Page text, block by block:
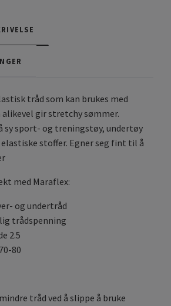
tråd som kan brukes med
gir stretchy sømmer.
sy sport- og treningstøy, undertøy
stoffer. Egner seg fint til å
med Maraflex:
og undertråd
trådspenning
2.5
80
tråd ved å slippe å bruke